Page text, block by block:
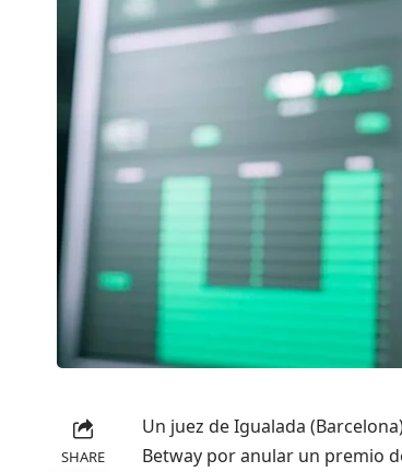
SHARE
Un juez de Igualada
Betway por anular un premio